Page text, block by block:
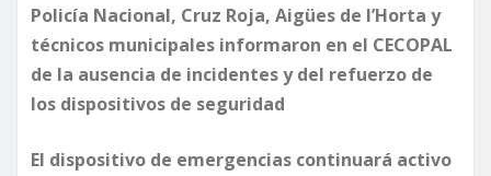
Policía Nacional, Cruz Roja, Aigües de l’Horta y
técnicos municipales informaron en el CECOPAL
de la ausencia de incidentes y del refuerzo de
los dispositivos de seguridad
El dispositivo de emergencias continuará activo